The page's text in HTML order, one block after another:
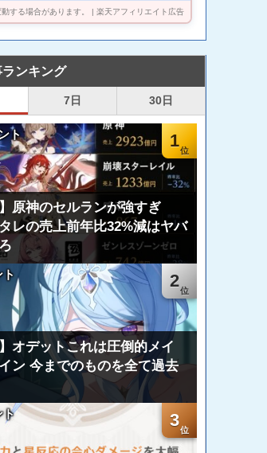
大5年保証】
する場合があります。 | 楽天アフィリエイト広告
ランキング
7日 30日
1
ト
原神のセルランが強すぎ
レの売上前年比32%減はヤバ
2
オデットこれは圧倒的メイ
ン 今までのものを全て過去
3
ト